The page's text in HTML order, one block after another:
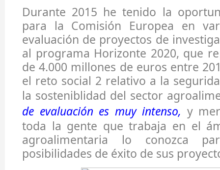
Durante 2015 he tenido la
para la Comisión Europea en
evaluación de proyectos de
al programa Horizonte 2020, que
de 4.000 millones de euros entre
el reto social 2 relativo a la
la sosteniblidad del sector
de evaluación es muy intenso, y
toda la gente que trabaja en el
agroalimentaria lo conozca
posibilidades de éxito de sus